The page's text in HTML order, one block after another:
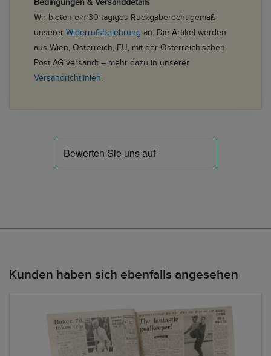
Bedingungen & Versanddetails
Wir bieten ein 30-tägiges Rückgaberecht gemäß
unserer Widerrufsbelehrung an. Die Artikel werden
aus Wien, Österreich, EU, mit der Österreichischen
Post AG versandt – mehr dazu in unserer
Versandrichtlinien.
Kunden haben sich ebenfalls angesehen